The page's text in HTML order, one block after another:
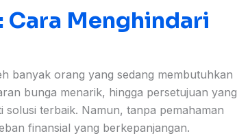
Cara Menghindari
banyak orang yang sedang membutuhkan
bunga menarik, hingga persetujuan yang
terbaik. Namun, tanpa pemahaman
finansial yang berkepanjangan.